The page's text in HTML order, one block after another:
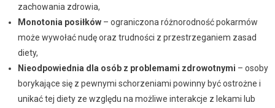
zachowania zdrowia,
Monotonia posiłków– ograniczona różnorodność pokarmów
może wywołać nudę oraz trudności z przestrzeganiem zasad
diety,
Nieodpowiednia dla osób z problemami zdrowotnymi – osoby
borykające się z pewnymi schorzeniami powinny być ostrożne i
unikać tej diety ze względu na możliwe interakcje z lekami lub